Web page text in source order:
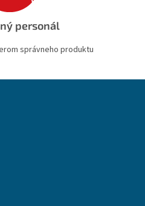
personál
správneho produktu